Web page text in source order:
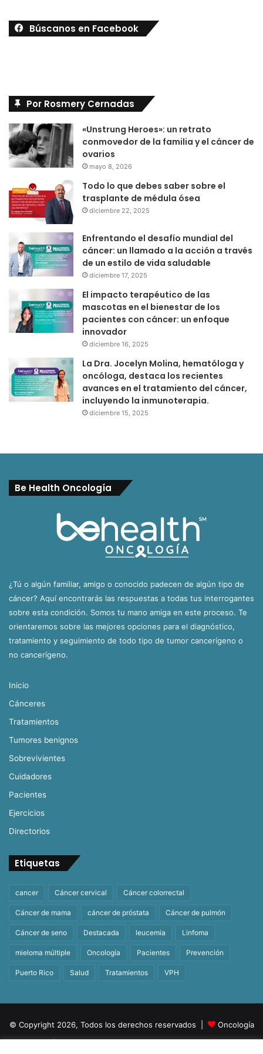
Búscanos en Facebook
Por Rosmery Cernadas
«Unstrung Heroes»: un retrato
conmovedor de la familia y el cáncer de
ovarios
mayo 8, 2026
Todo lo que debes saber sobre el
trasplante de médula ósea
diciembre 22, 2025
Enfrentando el desafío mundial del
cáncer: un llamado a la acción a través
de un estilo de vida saludable
diciembre 17, 2025
El impacto terapéutico de las
mascotas en el bienestar de los
pacientes con cáncer: un enfoque
innovador
diciembre 16, 2025
La Dra. Jocelyn Molina, hematóloga y
oncóloga, destaca los recientes
avances en el tratamiento del cáncer,
incluyendo la inmunoterapia.
diciembre 15, 2025
Be Health Oncología
¿Tú o algún familiar, amigo o conocido padecen de algún tipo de
cáncer? Aquí encontrarás las respuestas a todas tus interrogantes
sobre esta condición. Somos tu mano amiga en este proceso. Te
orientaremos sobre las mejores opciones para el diagnóstico,
tratamiento y seguimiento de todo tipo de tumor cancerígeno o
no cancerígeno.
Inicio
Cánceres
Tratamientos
Tumores benignos
Sobrevivientes
Cuidadores
Pacientes
Ejercicios
Directorios
Etiquetas
cancer Cáncer cervical Cáncer colorrectal
Cáncer de mama cáncer de próstata Cáncer de pulmón
Cáncer de seno Destacada leucemia Linfoma
mieloma múltiple Oncología Pacientes Prevención
Puerto Rico Salud Tratamientos VPH
© Copyright 2026, Todos los derechos reservados |
Oncología